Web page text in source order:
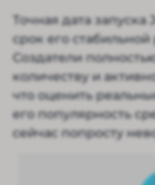
Точная дата
срок его
Создатели
количеству и
что оценить
его популярность
сейчас попросту